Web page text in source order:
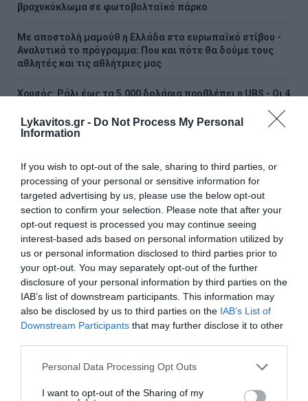
Lykavitos.gr - Do Not Process My Personal
Information
If you wish to opt-out of the sale, sharing to third parties, or
processing of your personal or sensitive information for
targeted advertising by us, please use the below opt-out
section to confirm your selection. Please note that after your
opt-out request is processed you may continue seeing
interest-based ads based on personal information utilized by
us or personal information disclosed to third parties prior to
your opt-out. You may separately opt-out of the further
disclosure of your personal information by third parties on the
IAB’s list of downstream participants. This information may
also be disclosed by us to third parties on the IAB’s List of
Downstream Participants that may further disclose it to other
Please note that this website/app uses one or more Google
not limited to your visit or usage behaviour. You may click to
Personal Data Processing Opt Outs
I want to opt-out of the Sharing of my
βραχυκύκλωμα σε φωτοβολταϊκό πάρκο
Με αποστολή μαμούθ η Ελλάδα στο ευρωπαϊκό στίβου -
Αναλυτικά το πρόγραμμα: Που και πότε θα δούμε τους
αθλητές και τις αθλήτριες μας
Χρυσός: Ράλι έως τα 5.000 δολάρια προβλέπει η UBS - Οι 4
ΕΛΓΕΚΑ: Προληπτική απόσυρση και ανάκληση μαρμελάδας
Τα πρωτοσέλιδα των κυριακάτικων εφημερίδων
Μελίδης: «Ο ΣΥΡΙΖΑ με σαφές, σύγχρονο και κατανοητό
πρόγραμμα απευθύνεται πλέον σε όλες και όλους που
θέλουν την πολιτική αλλαγή να γίνει πράξη»
Βανς: «Η Συμφωνία για το Ορμούζ θα μπορούσε να
επαναφέρει τη ροή πετρελαίου στα προπολεμικά
επίπεδα»
Νάξος: Καλύτερη η εικόνα της φωτιάς στη Μικρή Βίγλα
50.000 κτίρια χωρίς ρεύμα (Videos)